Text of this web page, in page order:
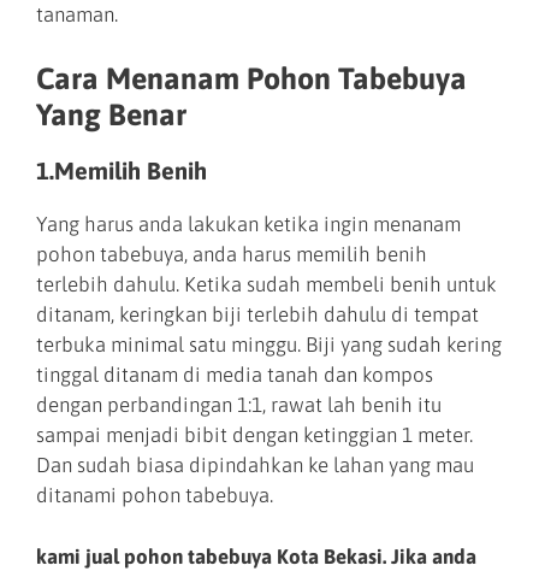
tanaman.
Cara Menanam Pohon Tabebuya
Yang Benar
1.Memilih Benih
Yang harus anda lakukan ketika ingin menanam
pohon tabebuya, anda harus memilih benih
terlebih dahulu. Ketika sudah membeli benih untuk
ditanam, keringkan biji terlebih dahulu di tempat
terbuka minimal satu minggu. Biji yang sudah kering
tinggal ditanam di media tanah dan kompos
dengan perbandingan 1:1, rawat lah benih itu
sampai menjadi bibit dengan ketinggian 1 meter.
Dan sudah biasa dipindahkan ke lahan yang mau
ditanami pohon tabebuya.
kami jual pohon tabebuya Kota Bekasi. Jika anda